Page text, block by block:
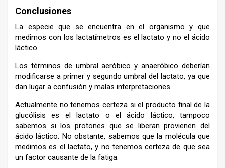
Conclusiones
La especie que se encuentra en el organismo y que
medimos con los lactatímetros es el lactato y no el ácido
láctico.
Los términos de umbral aeróbico y anaeróbico deberían
modificarse a primer y segundo umbral del lactato, ya que
dan lugar a confusión y malas interpretaciones.
Actualmente no tenemos certeza si el producto final de la
glucólisis es el lactato o el ácido láctico, tampoco
sabemos si los protones que se liberan provienen del
ácido láctico. No obstante, sabemos que la molécula que
medimos es el lactato, y no tenemos certeza de que sea
un factor causante de la fatiga.